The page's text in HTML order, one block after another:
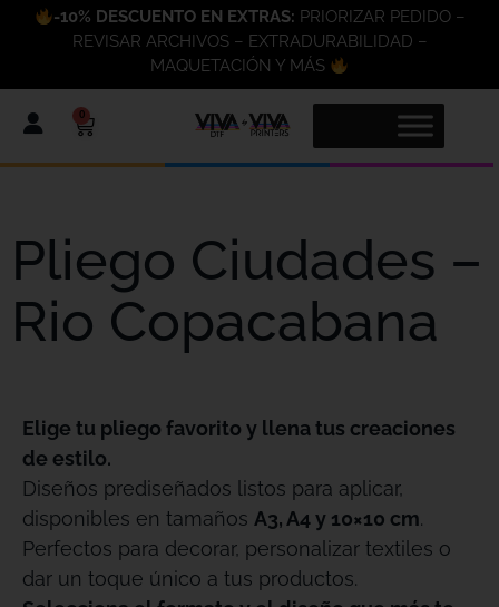
-10% DESCUENTO EN EXTRAS: PRIORIZAR PEDIDO –
REVISAR ARCHIVOS – EXTRADURABILIDAD –
MAQUETACIÓN Y MÁS
0
Pliego Ciudades –
Rio Copacabana
Elige tu pliego favorito y llena tus creaciones
de estilo.
Diseños prediseñados listos para aplicar,
disponibles en tamaños A3, A4 y 10×10 cm.
Perfectos para decorar, personalizar textiles o
dar un toque único a tus productos.